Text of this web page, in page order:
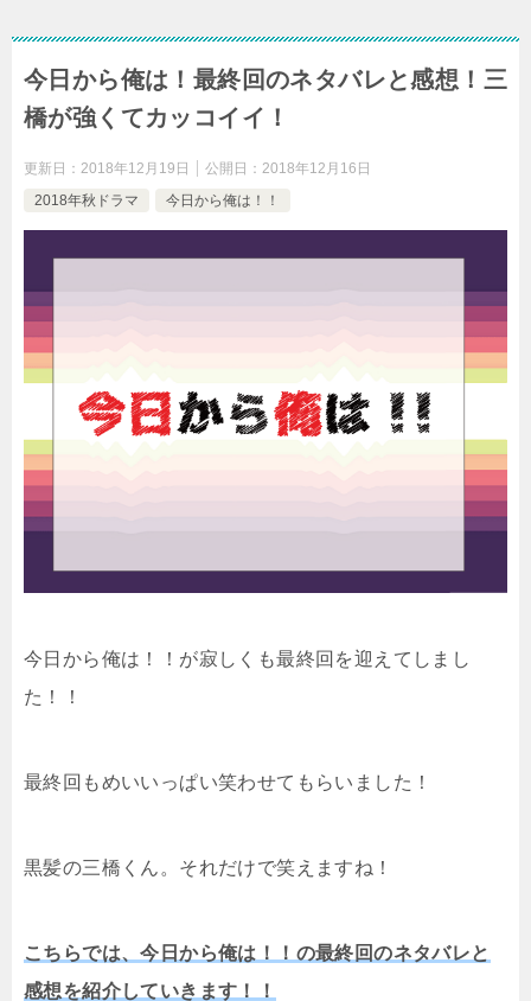
今日から俺は！最終回のネタバレと感想！三
橋が強くてカッコイイ！
更新日： 2018年12月19日 公開日： 2018年12月16日
2018年秋ドラマ
今日から俺は！！
今日から俺は！！が寂しくも最終回を迎えてしまし
た！！
最終回もめいいっぱい笑わせてもらいました！
黒髪の三橋くん。それだけで笑えますね！
こちらでは、今日から俺は！！の最終回のネタバレと
感想を紹介していきます！！